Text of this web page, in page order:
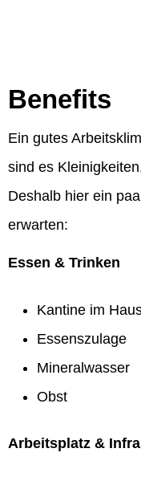
Benefits
Ein gutes
sind es
Deshalb hier ein
erwarten:
Essen & Trinken
Kantine im
Essenszulage
Mineralwasser
Obst
Arbeitsplatz &